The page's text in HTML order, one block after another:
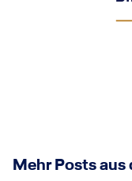
Mehr Posts